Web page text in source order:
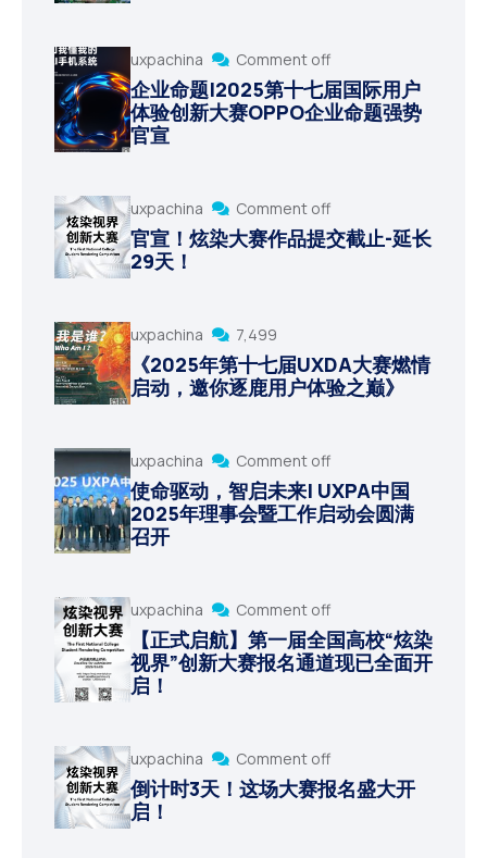
uxpachina Comment off
企业命题|2025第十七届国际用户
体验创新大赛OPPO企业命题强势
官宣
uxpachina Comment off
官宣！炫染大赛作品提交截止-延长
29天！
uxpachina 7,499
《2025年第十七届UXDA大赛燃情
启动，邀你逐鹿用户体验之巅》
uxpachina Comment off
使命驱动，智启未来| UXPA中国
2025年理事会暨工作启动会圆满
召开
uxpachina Comment off
【正式启航】第一届全国高校“炫染
视界”创新大赛报名通道现已全面开
启！
uxpachina Comment off
倒计时3天！这场大赛报名盛大开
启！